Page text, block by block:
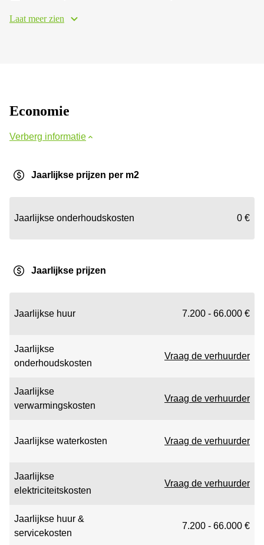
Laat meer zien
Economie
Verberg informatie
Jaarlijkse prijzen per m2
Jaarlijkse onderhoudskosten 0 €
Jaarlijkse prijzen
Jaarlijkse huur 7.200 - 66.000 €
Jaarlijkse
onderhoudskosten
Vraag de verhuurder
Jaarlijkse
verwarmingskosten
Vraag de verhuurder
Jaarlijkse waterkosten Vraag de verhuurder
Jaarlijkse
elektriciteitskosten
Vraag de verhuurder
Jaarlijkse huur &
servicekosten
7.200 - 66.000 €